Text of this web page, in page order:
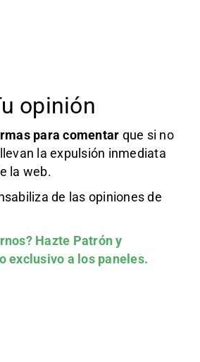
opinión
para comentar que si no
la expulsión inmediata
la web.
de las opiniones de
Hazte Patróny
exclusivo a los paneles.